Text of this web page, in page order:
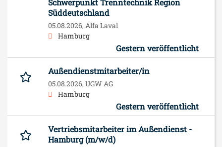
Süddeutschland
05.08.2026, Alfa Laval
Hamburg
Gestern veröffentlicht
Außendienstmitarbeiter/in
05.08.2026, UGW AG
Hamburg
Gestern veröffentlicht
Vertriebsmitarbeiter im Außendienst -
Hamburg (m/w/d)